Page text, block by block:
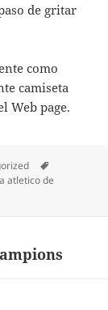
de gritar
como
camiseta
Web page.
atletico de